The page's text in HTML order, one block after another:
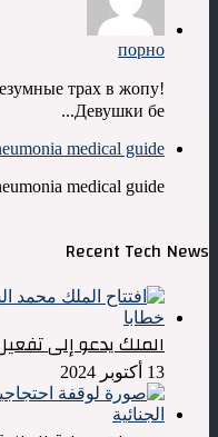
порно
трах в жопу!
Девушки бе...
medical guide
medical guide...
Recent Tech News
الملك يدعو إلى
13 أكتوبر 2024